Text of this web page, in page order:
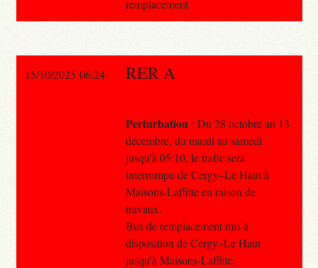
remplacement.
15/10/2025 06:24 RER A
Perturbation : Du 28 octobre au 13
décembre, du mardi au samedi
jusqu'à 05:10, le trafic sera
interrompu de Cergy–Le Haut à
Maisons-Laffitte en raison de
travaux.
Bus de remplacement mis à
disposition de Cergy–Le Haut
jusqu'à Maisons-Laffitte.